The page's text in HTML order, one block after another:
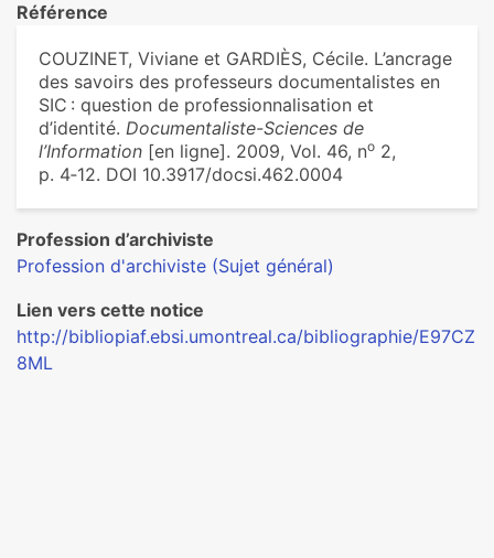
Référence
COUZINET, Viviane et GARDIÈS, Cécile. L’ancrage
des savoirs des professeurs documentalistes en
SIC : question de professionnalisation et
d’identité. Documentaliste-Sciences de
l’Information [en ligne]. 2009, Vol. 46, no 2,
p. 4‑12. DOI 10.3917/docsi.462.0004
Profession d’archiviste
Profession d'archiviste (Sujet général)
Lien vers cette notice
http://bibliopiaf.ebsi.umontreal.ca/bibliographie/E97CZ
8ML